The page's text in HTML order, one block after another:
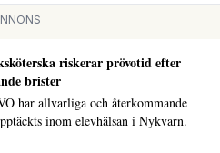
riskerar prövotid efter
brister
har allvarliga och återkommande
inom elevhälsan i Nykvarn.